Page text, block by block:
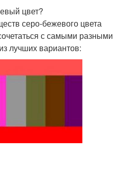
цвет?
серо-бежевого цвета
с самыми разными
лучших вариантов: